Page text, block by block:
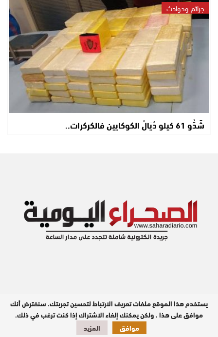
جرائم وحوادث
شَدُّو 61 كيلو دْيَالْ الكوكايين فَالكركرات..
مدير النشر : عبد الله بيه
تصميم وبرمجة
يستخدم هذا الموقع ملفات تعريف الارتباط لتحسين تجربتك. سنفترض أنك
موافق على هذا ، ولكن يمكنك إلغاء الاشتراك إذا كنت ترغب في ذلك.
موافق
المزيد